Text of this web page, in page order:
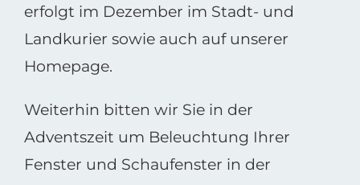
erfolgt im Dezember im Stadt- und
Landkurier sowie auch auf unserer
Homepage.
Weiterhin bitten wir Sie in der
Adventszeit um Beleuchtung Ihrer
Fenster und Schaufenster in der